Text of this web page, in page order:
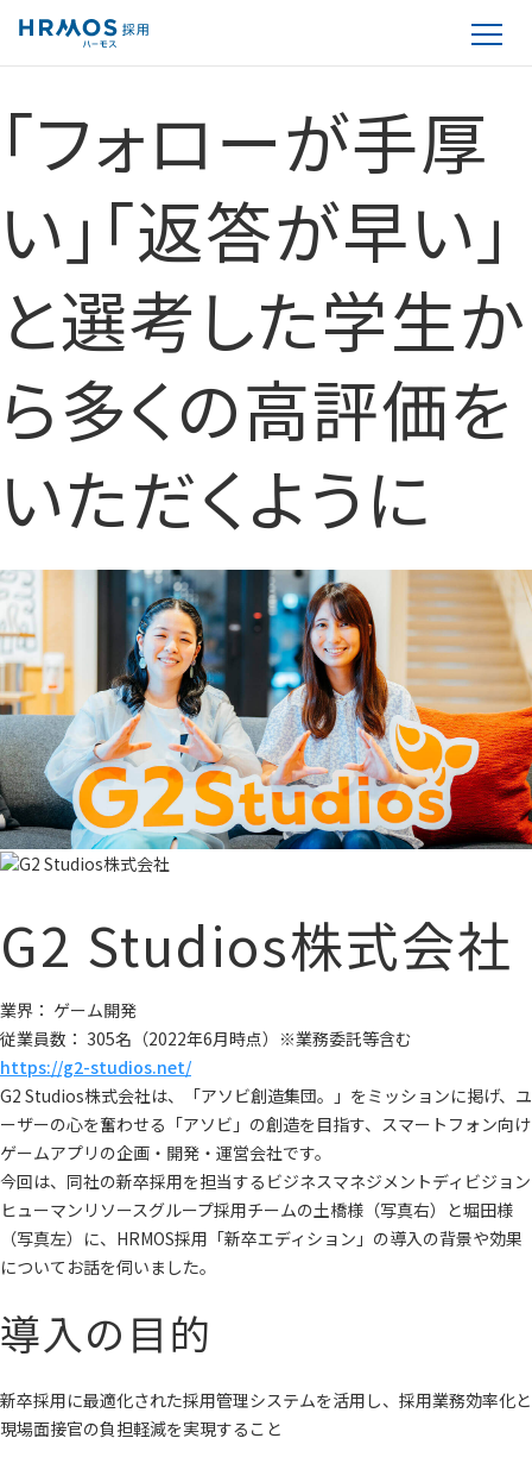
「フォローが手厚
い」「返答が早い」
と選考した学生か
ら多くの高評価を
いただくように
G2 Studios株式会社
業界： ゲーム開発
従業員数： 305名（2022年6月時点）※業務委託等含む
https://g2-studios.net/
G2 Studios株式会社は、「アソビ創造集団。」をミッションに掲げ、ユ
ーザーの心を奮わせる「アソビ」の創造を目指す、スマートフォン向け
ゲームアプリの企画・開発・運営会社です。
今回は、同社の新卒採用を担当するビジネスマネジメントディビジョン
ヒューマンリソースグループ採用チームの土橋様（写真右）と堀田様
（写真左）に、HRMOS採用「新卒エディション」の導入の背景や効果
についてお話を伺いました。
導入の目的
新卒採用に最適化された採用管理システムを活用し、採用業務効率化と
現場面接官の負担軽減を実現すること